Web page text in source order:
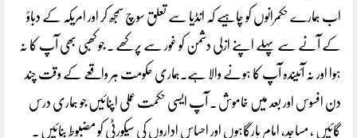
اب ہمارے حکمرانوں کو چاہیے کہ انڈیا سے تعلق سوچ سمجھ کر اور امریکہ کے دباؤ
کے آنے سے پہلے اپنے ازلی دشمن کو غور سے پرکھے ۔ جو کھبی بھی آپ کا نہ
ہوا اور نہ آئیندہ آپ کا ہونے والا ہے۔ہماری حکومت ہر واقعے کے وقت چند
دن افسوس اور بعد میں خاموش ۔ آپ ایسی حکمت عملی اپنائیں جو ہماری درس
گائیں ، مساجد، امام بارگاہوں اور احساس اداروں کی سیکورٹی کو مضبوط بنائیں ۔